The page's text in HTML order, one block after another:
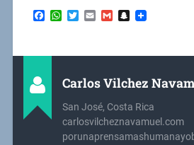
Facebook
WhatsApp
Twitter
EmailGmailSnapchat
Carlos Vilchez
San José, Costa Rica
carlosvilcheznavamuel.com